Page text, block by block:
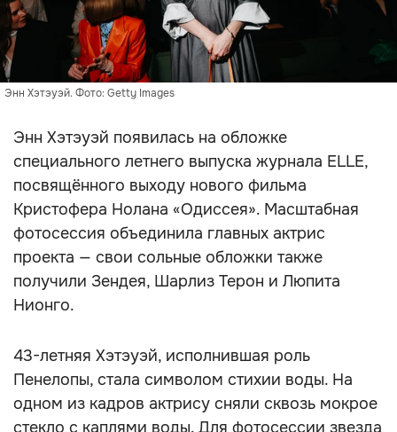
Энн Хэтэуэй. Фото: Getty Images
Энн Хэтэуэй появилась на обложке
специального летнего выпуска журнала ELLE,
посвящённого выходу нового фильма
Кристофера Нолана «Одиссея». Масштабная
фотосессия объединила главных актрис
проекта — свои сольные обложки также
получили Зендея, Шарлиз Терон и Люпита
Нионго.
43-летняя Хэтэуэй, исполнившая роль
Пенелопы, стала символом стихии воды. На
одном из кадров актрису сняли сквозь мокрое
стекло с каплями воды. Для фотосессии звезда